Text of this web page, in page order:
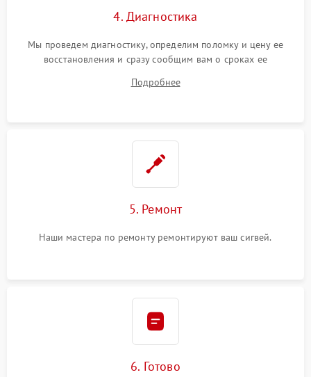
4. Диагностика
Мы проведем диагностику, определим поломку и цену ее
восстановления и сразу сообщим вам о сроках ее
Подробнее
5. Ремонт
Наши мастера по ремонту ремонтируют ваш сигвей.
6. Готово